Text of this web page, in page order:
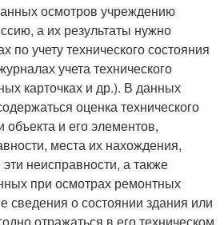
осмотров учреждению
а их результаты нужно
по учету технического состояния
учета технического
карточках и др.). В данных
оценка технического
объекта и его элементов,
места их нахождения,
неисправности, а также
при осмотрах ремонтных
о состоянии здания или
отражаться в его техническом